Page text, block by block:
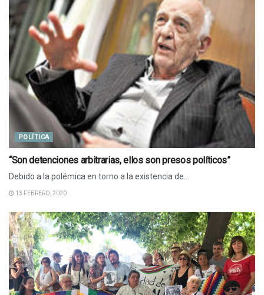
POLÍTICA
“Son detenciones arbitrarias, ellos son presos políticos”
Debido a la polémica en torno a la existencia de...
13 FEBRERO, 2020